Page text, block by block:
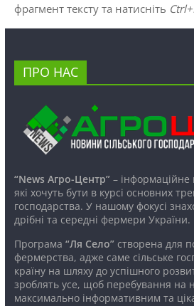
фрагмент тексту та натисніть
ПРО НАС
“News Агро-Центр”–
які хочуть бути в курсі основних
господарства. У нашому фокусі
дрібні та середні фермери України.
Програма “Ля Село”створена для
фермерства, адже саме сільське
країну на шляху до успішного
зроблять усе, щоб перебування на
максимально інформативним та